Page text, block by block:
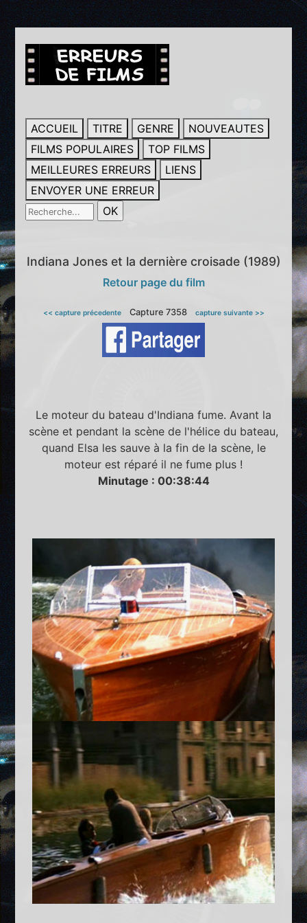
ACCUEIL TITRE GENRE
NOUVEAUTES
FILMS POPULAIRES
TOP FILMS
MEILLEURES ERREURS
LIENS
ENVOYER UNE ERREUR
Indiana Jones et la dernière croisade (1989)
Retour page du film
<< capture précedenteCapture 7358 capture suivante >>
Le moteur du bateau d'Indiana fume. Avant la
scène et pendant la scène de l'hélice du bateau,
quand Elsa les sauve à la fin de la scène, le
moteur est réparé il ne fume plus !
Minutage : 00:38:44